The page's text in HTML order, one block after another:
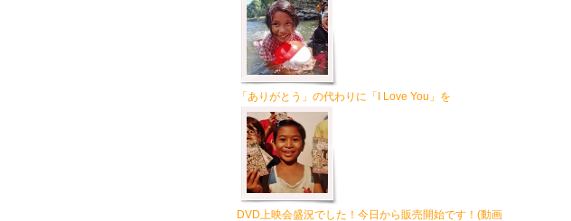
「ありがとう」の代わりに「I Love You」を
DVD上映会盛況でした！今日から販売開始です！(動画